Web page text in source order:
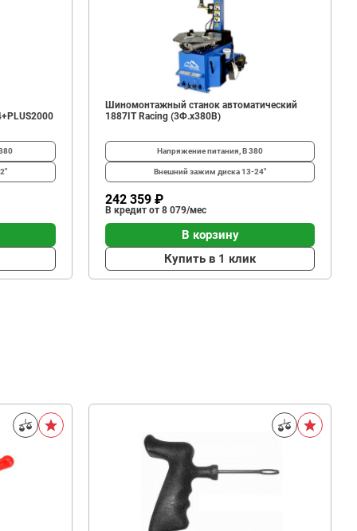
Шиномонтажный станок автоматический
1887IT Racing (3Ф.х380В)
Напряжение питания, В380
Внешний зажим диска13-24"
242 359 ₽
В кредит от 8 079/мес
В корзину
Купить в 1 клик